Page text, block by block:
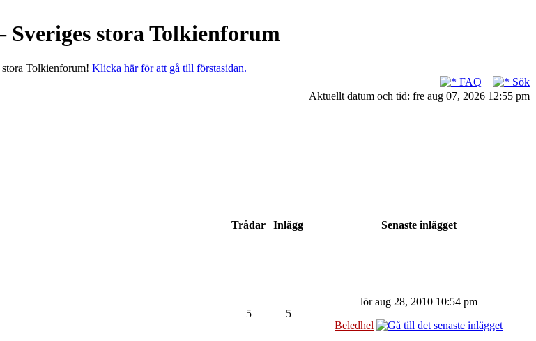
Sveriges stora Tolkienforum
Tolkienforum! Klicka här för att gå till förstasidan.
FAQ
Sök
Aktuellt datum och tid: fre aug 07, 2026 12:55 pm
Trådar Inlägg Senaste inlägget
5 5
lör aug 28, 2010 10:54 pm
Beledhel